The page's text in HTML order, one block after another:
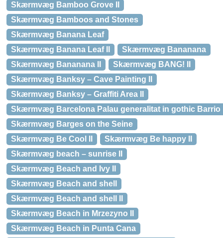
Skærmvæg Bamboo Grove II
Skærmvæg Bamboos and Stones
Skærmvæg Banana Leaf
Skærmvæg Banana Leaf II
Skærmvæg Bananana
Skærmvæg Bananana II
Skærmvæg BANG! II
Skærmvæg Banksy – Cave Painting II
Skærmvæg Banksy – Graffiti Area II
Skærmvæg Barcelona Palau generalitat in gothic Barrio
Skærmvæg Barges on the Seine
Skærmvæg Be Cool II
Skærmvæg Be happy II
Skærmvæg beach – sunrise II
Skærmvæg Beach and Ivy II
Skærmvæg Beach and shell
Skærmvæg Beach and shell II
Skærmvæg Beach in Mrzezyno II
Skærmvæg Beach in Punta Cana